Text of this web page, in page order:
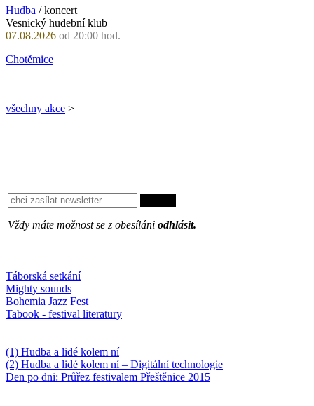
Hudba / koncert
Vesnický hudební klub
07.08.2026 od 20:00 hod.
Chotěmice
všechny akce >
Vždy máte možnost se z obesíláni odhlásit.
Táborská setkání
Mighty sounds
Bohemia Jazz Fest
Tabook - festival literatury
(1) Hudba a lidé kolem ní
(2) Hudba a lidé kolem ní – Digitální technologie
Den po dni: Průřez festivalem Přeštěnice 2015